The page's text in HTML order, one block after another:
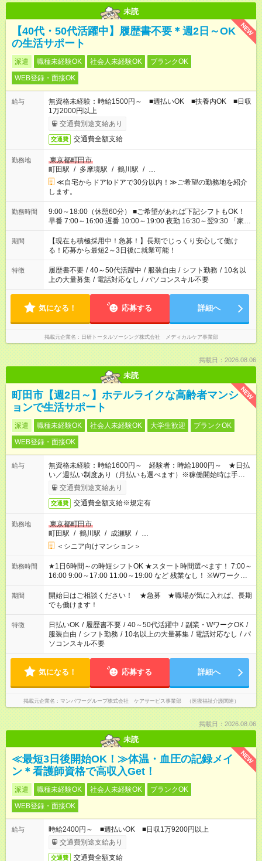
未読
NEW
【40代・50代活躍中】履歴書不要＊週2日～OK
の生活サポート
派遣 職種未経験OK 社会人未経験OK
ブランクOK
WEB登録・面接OK
給与
無資格未経験：時給1500円～ ■週払いOK ■扶養内OK ■日収
1万2000円以上
交通費別途支給あり
交通費 交通費全額支給
勤務地
東京都町田市
町田駅 / 多摩境駅 / 鶴川駅 / …
≪自宅からドアtoドアで30分以内！≫ご希望の勤務地を紹介
します。
勤務時間
9:00～18:00（休憩60分） ■ご希望があれば下記シフトもOK！
早番 7:00～16:00 遅番 10:00～19:00 夜勤 16:30～翌9:30 「家族
と休みを合わせたい」 「余裕を持って夕飯の準備がしたい」
「できれば残業はしたくない」 など、ご希望を教えてください
ね。 ※Wワーク希望の方へ 今ご覧のお仕事で希望する勤務時間
と、もう1つのお仕事の勤務時間が 合計で週40時間を超える場
合は応募できません。
期間
【現在も積極採用中！急募！】長期でじっくり安心して働け
る！応募から最短2～3日後に就業可能！
特徴 履歴書不要 / 40～50代活躍中 / 服装自由 / シフト勤務 / 10名以
上の大量募集 / 電話対応なし / パソコンスキル不要
気になる！ 応募する 詳細へ
掲載元企業名 日研トータルソーシング株式会社 メディカルケア事業部
掲載日：2026.08.06
未読
NEW
町田市【週2日～】ホテルライクな高齢者マンシ
ョンで生活サポート
派遣 職種未経験OK 社会人未経験OK 大学生歓迎
ブランクOK
WEB登録・面接OK
給与
無資格未経験：時給1600円～ 経験者：時給1800円～ ★日払
い／週払い制度あり（月払いも選べます）※稼働開始時は手続き
完了次第のお支払いとなります。
交通費別途支給あり
交通費 交通費全額支給※規定有
勤務地
東京都町田市
町田駅 / 鶴川駅 / 成瀬駅 / …
＜シニア向けマンション＞
勤務時間
★1日6時間～の時短シフトOK ★スタート時間選べます！ 7:00～
16:00 9:00～17:00 11:00～19:00 など 残業なし！ ※Wワークの
場合、他のお仕事と合わせ週40時間超の就業はご案内できませ
ん ※法令に基づき、週20時間以上勤務は社会保険への加入対象
となります ※労働者派遣法（日雇い派遣の原則禁止）により、
短時間・短期間の就業はご案内が難しい場合があります
期間
開始日はご相談ください！ ★急募 ★職場が気に入れば、長期
でも働けます！
特徴 日払いOK / 履歴書不要 / 40～50代活躍中 / 副業・WワークOK /
服装自由 / シフト勤務 / 10名以上の大量募集 / 電話対応なし / パ
ソコンスキル不要
気になる！ 応募する 詳細へ
掲載元企業名 マンパワーグループ株式会社 ケアサービス事業部 （医療福祉介護関連）
掲載日：2026.08.06
未読
NEW
≪最短3日後開始OK！≫体温・血圧の記録メイ
ン＊看護師資格で高収入Get！
派遣 職種未経験OK 社会人未経験OK
ブランクOK
WEB登録・面接OK
給与
時給2400円～ ■週払いOK ■日収1万9200円以上
交通費別途支給あり
交通費 交通費全額支給